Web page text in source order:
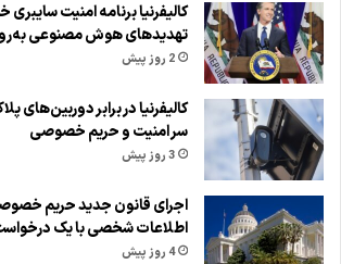
کالیفرنیا برنامه امنیت سایبری
تهدیدهای هوش مصنوعی
2 روز پیش
کالیفرنیا در برابر دوربین‌های
سر امنیت و حریم خصوصی
3 روز پیش
اجرای قانون جدید حریم
اطلاعات شخصی با یک
4 روز پیش